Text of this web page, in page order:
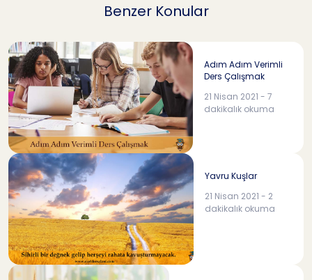
Benzer Konular
Adım Adım Verimli
Ders Çalışmak
21 Nisan 2021 - 7
dakikalık okuma
Yavru Kuşlar
21 Nisan 2021 - 2
dakikalık okuma